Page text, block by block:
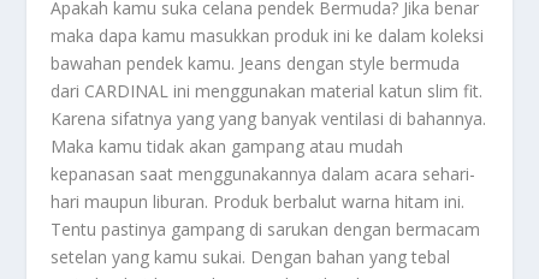
Apakah kamu suka celana pendek Bermuda? Jika benar
maka dapa kamu masukkan produk ini ke dalam koleksi
bawahan pendek kamu. Jeans dengan style bermuda
dari CARDINAL ini menggunakan material katun slim fit.
Karena sifatnya yang yang banyak ventilasi di bahannya.
Maka kamu tidak akan gampang atau mudah
kepanasan saat menggunakannya dalam acara sehari-
hari maupun liburan. Produk berbalut warna hitam ini.
Tentu pastinya gampang di sarukan dengan bermacam
setelan yang kamu sukai. Dengan bahan yang tebal